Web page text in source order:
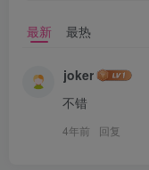
最新 最热
joker
不错
4年前 回复